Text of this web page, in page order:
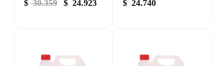
$ 30.359 El precio original era: $ 30.359.
$ 24.923El precio actual es: $ 24.923.
$ 24.740